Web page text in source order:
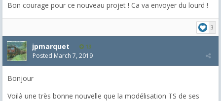
Bon courage pour ce nouveau projet ! Ca va envoyer du lourd !
3
jpmarquet 13
Posted March 7, 2019
Bonjour
Voilà une très bonne nouvelle que la modélisation TS de ses